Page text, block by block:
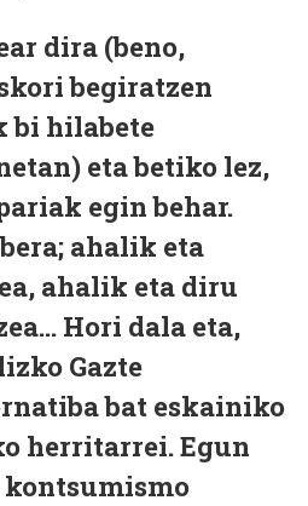
dira (beno,
begiratzen
bi hilabete
eta betiko lez,
egin behar.
ahalik eta
ahalik eta diru
Hori dala eta,
Gazte
bat eskainiko
herritarrei. Egun